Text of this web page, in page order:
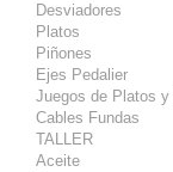
Desviadores
Platos
Piñones
Ejes Pedalier
Juegos de Platos y
Cables Fundas
TALLER
Aceite